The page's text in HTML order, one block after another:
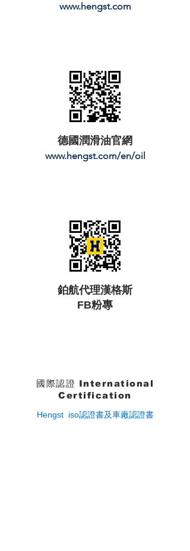
www.hengst.com
德國潤滑油官網
www.hengst.com/en/oil
鉑航代理漢格斯
FB粉專
國際認證 International
Certification
Hengst iso認證書及車廠認證書